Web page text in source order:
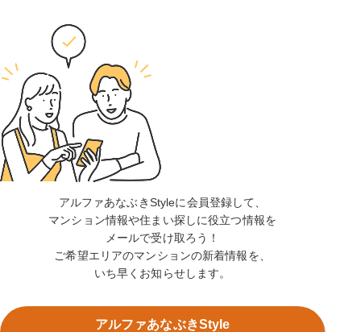
アルファあなぶきStyleに会員登録して、
マンション情報や住まい探しに役立つ情報を
メールで受け取ろう！
ご希望エリアのマンションの新着情報を、
いち早くお知らせします。
アルファあなぶきStyle